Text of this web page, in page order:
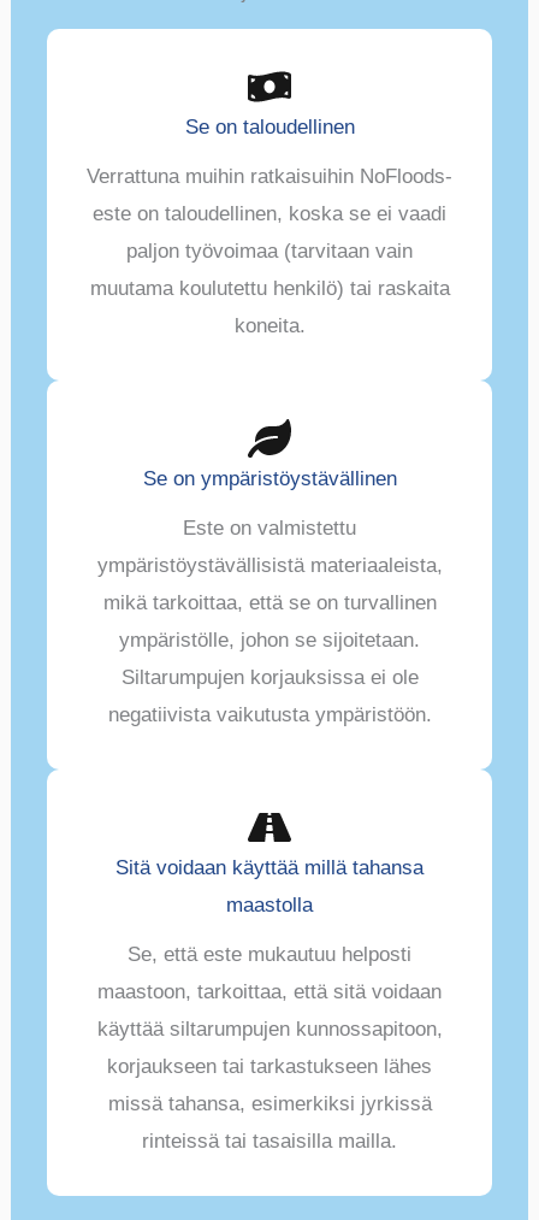
Se on taloudellinen
Verrattuna muihin ratkaisuihin NoFloods-
este on taloudellinen, koska se ei vaadi
paljon työvoimaa (tarvitaan vain
muutama koulutettu henkilö) tai raskaita
koneita.
Se on ympäristöystävällinen
Este on valmistettu
ympäristöystävällisistä materiaaleista,
mikä tarkoittaa, että se on turvallinen
ympäristölle, johon se sijoitetaan.
Siltarumpujen korjauksissa ei ole
negatiivista vaikutusta ympäristöön.
Sitä voidaan käyttää millä tahansa
maastolla
Se, että este mukautuu helposti
maastoon, tarkoittaa, että sitä voidaan
käyttää siltarumpujen kunnossapitoon,
korjaukseen tai tarkastukseen lähes
missä tahansa, esimerkiksi jyrkissä
rinteissä tai tasaisilla mailla.